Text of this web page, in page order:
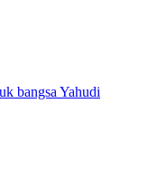
bangsa Yahudi